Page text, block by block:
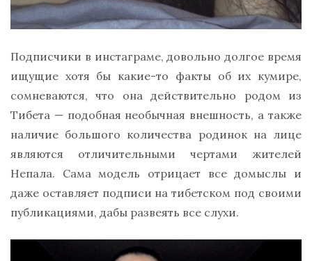
Подписчики в инстаграме, довольно долгое время
ищущие хотя бы какие-то факты об их кумире,
сомневаются, что она действительно родом из
Тибета — подобная необычная внешность, а также
наличие большого количества родинок на лице
являются отличительными чертами жителей
Непала. Сама модель отрицает все домыслы и
даже оставляет подписи на тибетском под своими
публикациями, дабы развеять все слухи.